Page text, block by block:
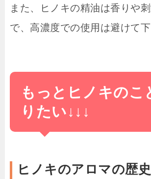
また、ヒノキの精油は香りや
で、高濃度での使用は避けて下
もっとヒノキのこ
りたい↓↓↓
ヒノキのアロマの歴史